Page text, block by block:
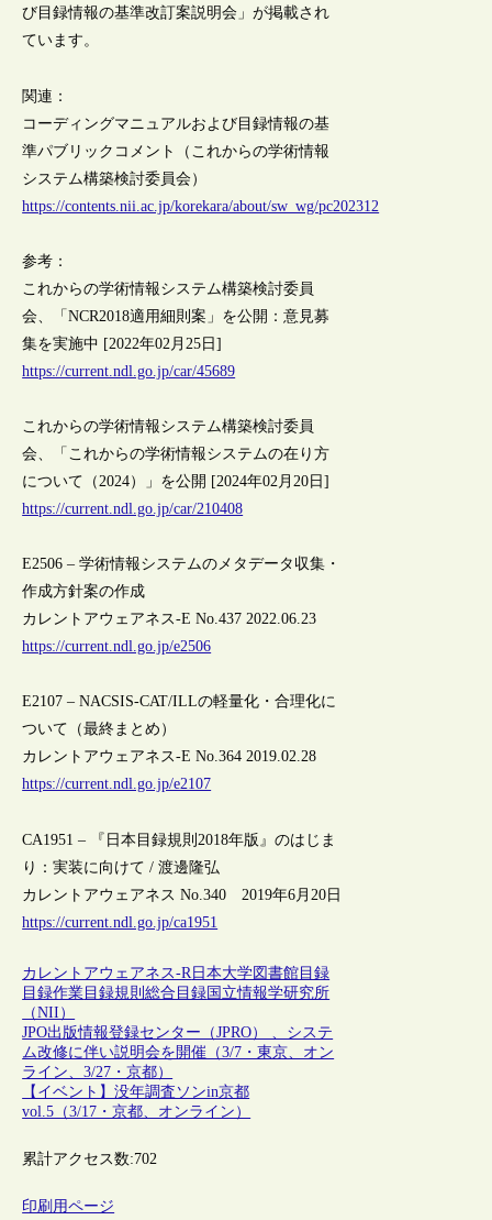
び目録情報の基準改訂案説明会」が掲載され
ています。
関連：
コーディングマニュアルおよび目録情報の基
準パブリックコメント（これからの学術情報
システム構築検討委員会）
https://contents.nii.ac.jp/korekara/about/sw_wg/pc202312
参考：
これからの学術情報システム構築検討委員
会、「NCR2018適用細則案」を公開：意見募
集を実施中 [2022年02月25日]
https://current.ndl.go.jp/car/45689
これからの学術情報システム構築検討委員
会、「これからの学術情報システムの在り方
について（2024）」を公開 [2024年02月20日]
https://current.ndl.go.jp/car/210408
E2506 – 学術情報システムのメタデータ収集・
作成方針案の作成
カレントアウェアネス-E No.437 2022.06.23
https://current.ndl.go.jp/e2506
E2107 – NACSIS-CAT/ILLの軽量化・合理化に
ついて（最終まとめ）
カレントアウェアネス-E No.364 2019.02.28
https://current.ndl.go.jp/e2107
CA1951 – 『日本目録規則2018年版』のはじま
り：実装に向けて / 渡邊隆弘
カレントアウェアネス No.340 2019年6月20日
https://current.ndl.go.jp/ca1951
カレントアウェアネス-R 日本大学図書館 目録
目録作業 目録規則総合目録 国立情報学研究所
（NII）
JPO出版情報登録センター（JPRO） 、システ
ム改修に伴い説明会を開催（3/7・東京、オン
ライン、3/27・京都）
【イベント】没年調査ソンin京都
vol.5（3/17・京都、オンライン）
累計アクセス数:702
印刷用ページ